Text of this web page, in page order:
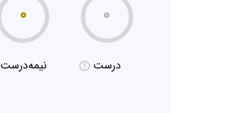
۰
درست
۰
نیمه‌درست